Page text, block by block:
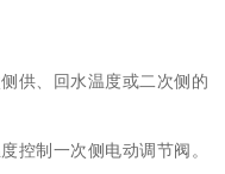
供、回水温度或二次侧的
控制一次侧电动调节阀。